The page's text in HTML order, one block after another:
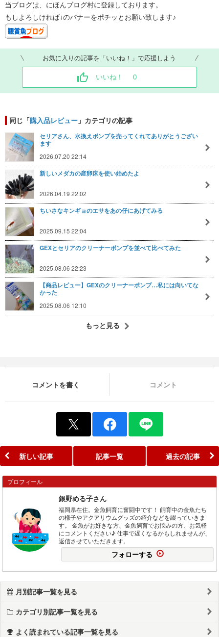
当ブログは、にほんブログ村に登録しております。
もしよろしければ↓のバナーをポチッとお願い致します♪
お気に入りの記事を「いいね！」で応援しよう
いいね！ 0
同じ「購入品レビュー 」カテゴリの記事
セリアさん、水換えポンプを売ってくれてありがとうござい
ます
2026.07.20 22:14
新しいメダカの産卵床を使い始めたよ
2026.04.19 22:02
ちいさなキンギョのエサをあの仔にあげてみる
2025.09.15 22:04
GEXとセリアのクリーナーポンプを並べて比べてみた
2025.08.06 22:23
【商品レビュー】GEXのクリーナーポンプ…私には向いてな
かった
2025.08.06 12:10
もっと見る
コメントを書く コメント
新しい記事 記事一覧 過去の記事
プロフィール
銀野める子さん
福岡県在住。金魚飼育に奮闘中です！ 飼育中の金魚たち
の様子やアクアリウムグッズの紹介などを綴っていきま
す。 金魚がお好きな方、金魚飼育でお悩みの方、お気軽
にコメントください♪ 仕事で遅くなるかもしれませんが、
返信させていただきます。
フォローする
月別記事一覧を見る
カテゴリ別記事一覧を見る
よく読まれている記事一覧を見る